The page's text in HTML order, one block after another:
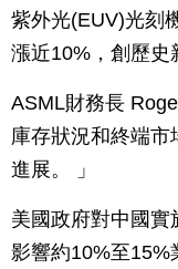
紫外光(EUV)光刻
漲近10%，創歷史
ASML財務長
庫存狀況和終端市
進展。 」
美國政府對中國實
影響約10%至15%